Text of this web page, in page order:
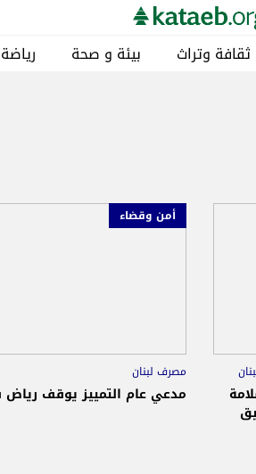
ثقافة وتراث بيئة و صحة رياضة
أمن وقضاء
مصرف لبنان
مدعي عام التمييز يوقف رياض